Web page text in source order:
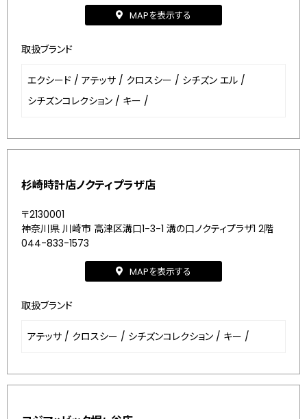
MAPを表示する
取扱ブランド
エクシード / アテッサ / クロスシー / シチズン エル /
シチズンコレクション / キー /
杉崎時計店ノクティプラザ店
〒2130001
神奈川県 川崎市 高津区溝口1-3-1 溝の口ノクティプラザ1 2階
044-833-1573
MAPを表示する
取扱ブランド
アテッサ / クロスシー / シチズンコレクション / キー /